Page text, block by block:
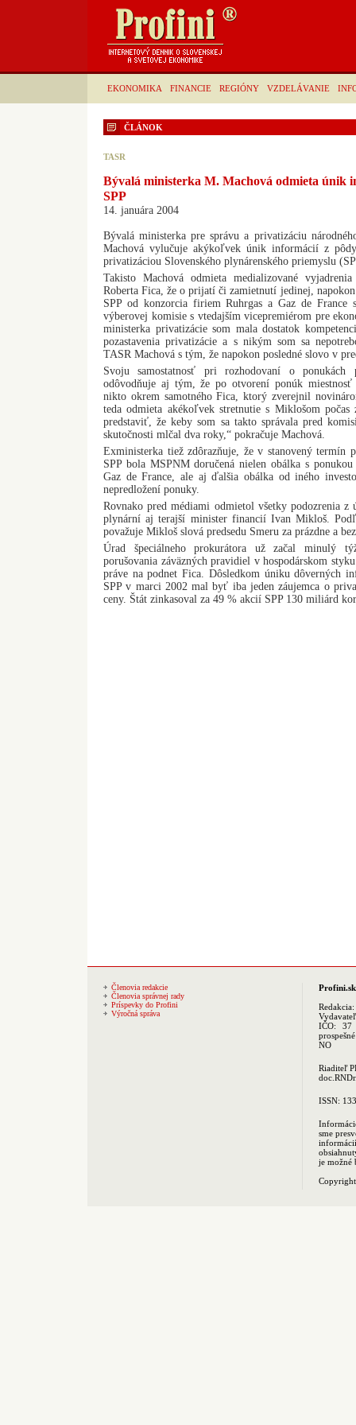
EKONOMIKA FINANCIE REGIÓNY VZDELÁVANIE
ČLÁNOK
TASR
Bývalá ministerka M. Machová odmieta únik
SPP
14. januára 2004
Bývalá ministerka pre správu a privatizáciu
Machová vylučuje akýkoľvek únik informácií z
privatizáciou Slovenského plynárenského priemyslu
Takisto Machová odmieta medializované
Roberta Fica, že o prijatí či zamietnutí jedinej,
SPP od konzorcia firiem Ruhrgas a Gaz de France
výberovej komisie s vtedajším vicepremiérom pre
ministerka privatizácie som mala dostatok
pozastavenia privatizácie a s nikým som sa
TASR Machová s tým, že napokon posledné slovo v
Svoju samostatnosť pri rozhodovaní o ponukách
odôvodňuje aj tým, že po otvorení ponúk miestnosť
nikto okrem samotného Fica, ktorý zverejnil
teda odmieta akékoľvek stretnutie s Miklošom počas
predstaviť, že keby som sa takto správala pred
skutočnosti mlčal dva roky,“ pokračuje Machová.
Exministerka tiež zdôrazňuje, že v stanovený termín
SPP bola MSPNM doručená nielen obálka s
Gaz de France, ale aj ďalšia obálka od iného
nepredložení ponuky.
Rovnako pred médiami odmietol všetky podozrenia
plynární aj terajší minister financií Ivan Mikloš.
považuje Mikloš slová predsedu Smeru za prázdne a
Úrad špeciálneho prokurátora už začal minulý
porušovania záväzných pravidiel v hospodárskom
práve na podnet Fica. Dôsledkom úniku dôverných
SPP v marci 2002 mal byť iba jeden záujemca o
ceny. Štát zinkasoval za 49 % akcií SPP 130 miliárd
Členovia redakcie
Členovia správnej rady
Príspevky do Profini
Výročná správa
Profini.sk
Redakcia:
IČO: 37
NO
Riaditeľ
ISSN:
sme
je možné